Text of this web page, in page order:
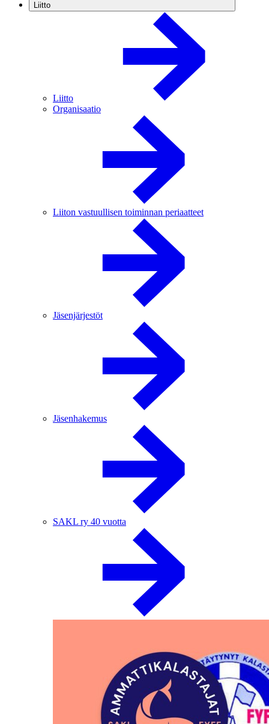
Liitto
Liitto
Organisaatio
Liiton vastuullisen toiminnan periaatteet
Jäsenjärjestöt
Jäsenhakemus
SAKL ry 40 vuotta